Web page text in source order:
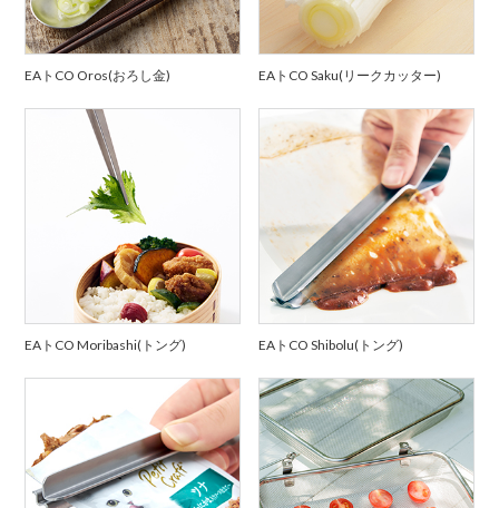
EAトCO Oros(おろし金) EAトCO Saku(リークカッター)
EAトCO Moribashi(トング) EAトCO Shibolu(トング)